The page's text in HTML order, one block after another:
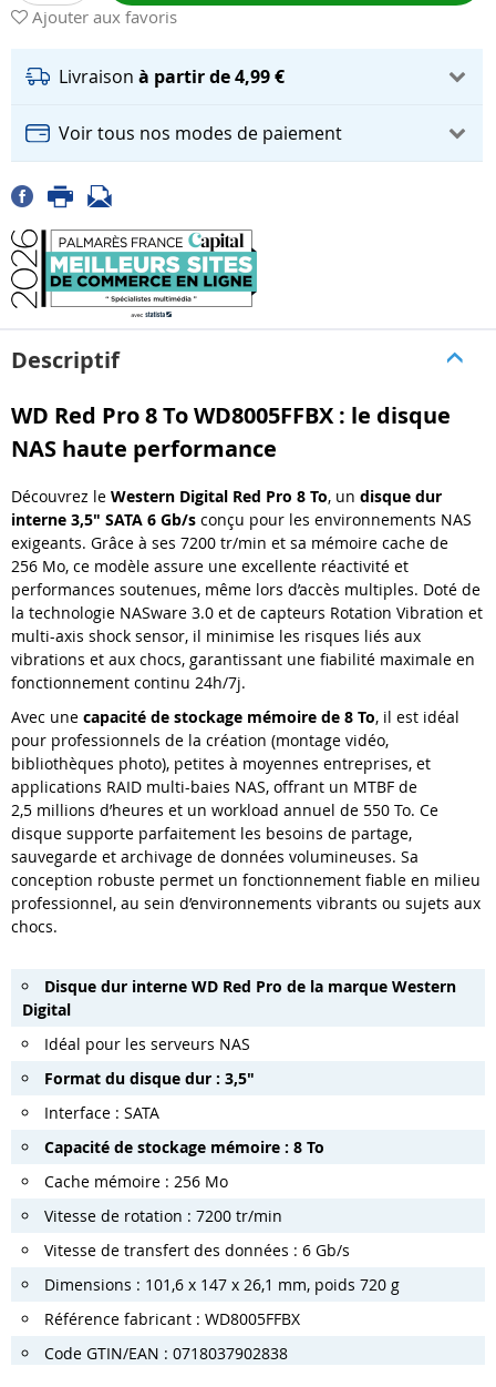
Ajouter aux favoris
Livraison à partir de 4,99 €
Voir tous nos modes de paiement
Descriptif
WD Red Pro 8 To WD8005FFBX : le disque
NAS haute performance
Découvrez le Western Digital Red Pro 8 To, un disque dur
interne 3,5" SATA 6 Gb/s conçu pour les environnements NAS
exigeants. Grâce à ses 7200 tr/min et sa mémoire cache de
256 Mo, ce modèle assure une excellente réactivité et
performances soutenues, même lors d’accès multiples. Doté de
la technologie NASware 3.0 et de capteurs Rotation Vibration et
multi-axis shock sensor, il minimise les risques liés aux
vibrations et aux chocs, garantissant une fiabilité maximale en
fonctionnement continu 24h/7j.
Avec une capacité de stockage mémoire de 8 To, il est idéal
pour professionnels de la création (montage vidéo,
bibliothèques photo), petites à moyennes entreprises, et
applications RAID multi-baies NAS, offrant un MTBF de
2,5 millions d’heures et un workload annuel de 550 To. Ce
disque supporte parfaitement les besoins de partage,
sauvegarde et archivage de données volumineuses. Sa
conception robuste permet un fonctionnement fiable en milieu
professionnel, au sein d’environnements vibrants ou sujets aux
chocs.
Disque dur interne WD Red Pro de la marque Western
Digital
Idéal pour les serveurs NAS
Format du disque dur : 3,5"
Interface : SATA
Capacité de stockage mémoire : 8 To
Cache mémoire : 256 Mo
Vitesse de rotation : 7200 tr/min
Vitesse de transfert des données : 6 Gb/s
Dimensions : 101,6 x 147 x 26,1 mm, poids 720 g
Référence fabricant : WD8005FFBX
Code GTIN/EAN : 0718037902838